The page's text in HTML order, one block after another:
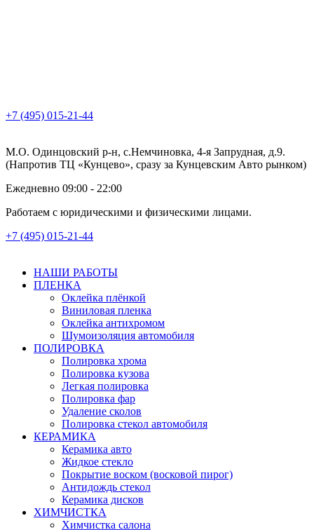
+7 (495) 015-21-44
М.О. Одинцовский р-н, с.Немчиновка, 4-я Запрудная, д.9.
(Напротив ТЦ «Кунцево», сразу за Кунцевским Авто рынком)
Ежедневно 09:00 - 22:00
Работаем с юридическими и физическими лицами.
+7 (495) 015-21-44
НАШИ РАБОТЫ
ПЛЕНКА
Оклейка плёнкой
Виниловая пленка
Оклейка антихромом
Шумоизоляция автомобиля
ПОЛИРОВКА
Полировка хрома
Полировка кузова
Легкая полировка
Полировка фар
Удаление сколов
Полировка стекол автомобиля
КЕРАМИКА
Керамика авто
Жидкое стекло
Покрытие воском (восковой пирог)
Антидождь стекол
Керамика дисков
ХИМЧИСТКА
Химчистка салона